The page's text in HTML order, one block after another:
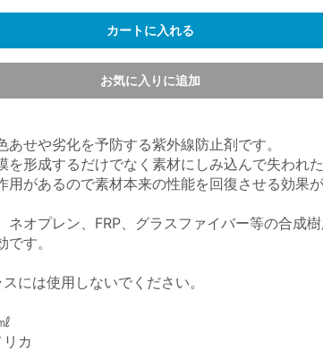
カートに入れる
お気に入りに追加
あせや劣化を予防する紫外線防止剤です。
を形成するだけでなく素材にしみ込んで失われ
用があるので素材本来の性能を回復させる効果
ネオプレン、FRP、グラスファイバー等の合成
す。
には使用しないでください。
カ